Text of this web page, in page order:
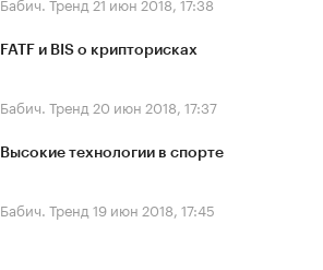
FATF и BIS о крипторисках
Бабич. Тренд 20 июн 2018, 17:37
Высокие технологии в спорте
Бабич. Тренд 19 июн 2018, 17:45